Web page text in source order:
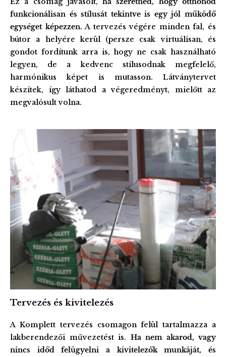
funkcionálisan és stílusát tekintve is egy jól működő
egységet képezzen. A tervezés végére minden fal, és
bútor a helyére kerül (persze csak virtuálisan, és
gondot fordítunk arra is, hogy ne csak használható
legyen, de a kedvenc stílusodnak megfelelő,
harmónikus képet is mutasson. Látványtervet
készítek, így láthatod a végeredményt, mielőtt az
megvalósult volna.
Tervezés és kivitelezés
A Komplett tervezés csomagon felül tartalmazza a
lakberendezői művezetést is. Ha nem akarod, vagy
nincs időd felügyelni a kivitelezők munkáját, és